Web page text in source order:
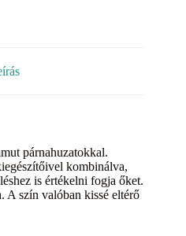
párnahuzatokkal.
kombinálva,
is értékelni fogja őket.
A szín valóban kissé eltérő